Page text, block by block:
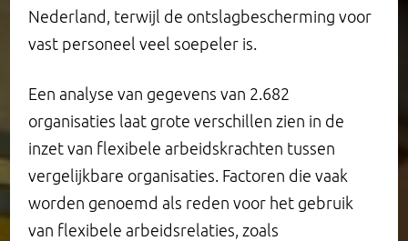
Nederland, terwijl de ontslagbescherming voor
vast personeel veel soepeler is.
Een analyse van gegevens van 2.682
organisaties laat grote verschillen zien in de
inzet van flexibele arbeidskrachten tussen
vergelijkbare organisaties. Factoren die vaak
worden genoemd als reden voor het gebruik
van flexibele arbeidsrelaties, zoals